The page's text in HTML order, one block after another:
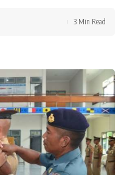
3 Min Read